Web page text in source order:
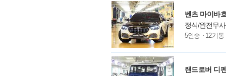
벤츠 마이바
정식/완전무
모
5인승 12기통
랜드로버 디